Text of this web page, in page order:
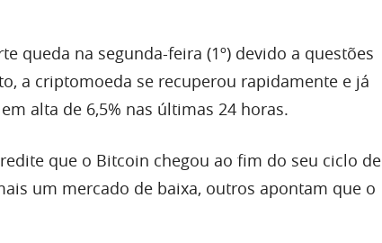
queda na segunda-feira (1º) devido a questões
a criptomoeda se recuperou rapidamente e já
alta de 6,5% nas últimas 24 horas.
que o Bitcoin chegou ao fim do seu ciclo de
um mercado de baixa, outros apontam que o